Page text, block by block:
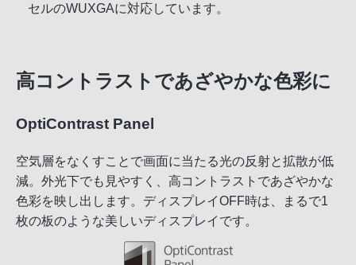
セルのWUXGAに対応しています。
高コントラストであざやかな色彩に
OptiContrast Panel
空気層をなくすことで画面に当たる光の反射と拡散が低
減。外光下でも見やすく、高コントラストであざやかな
色彩を映し出します。ディスプレイOFF時は、まるで1
枚の板のような美しいディスプレイです。